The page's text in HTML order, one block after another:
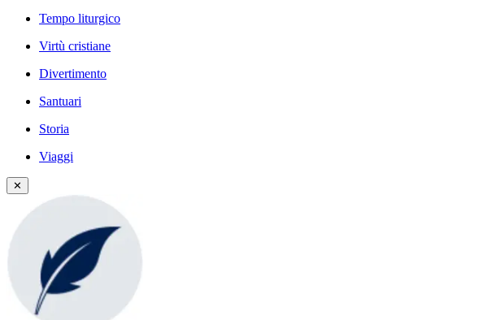
Tempo liturgico
Virtù cristiane
Divertimento
Santuari
Storia
Viaggi
✕